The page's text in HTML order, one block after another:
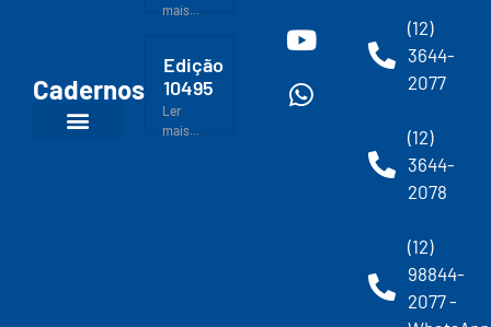
Cadernos
mais...
Edição
10495
Ler
mais...
(12)
3644-
2077
(12)
3644-
2078
(12)
98844-
2077 -